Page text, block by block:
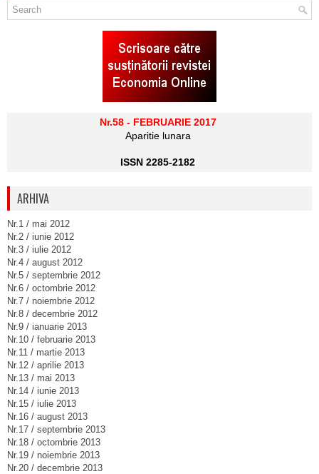
Nr.58 - FEBRUARIE 2017
Aparitie lunara
ISSN 2285-2182
ARHIVA
Nr.1 / mai 2012
Nr.2 / iunie 2012
Nr.3 / iulie 2012
Nr.4 / august 2012
Nr.5 / septembrie 2012
Nr.6 / octombrie 2012
Nr.7 / noiembrie 2012
Nr.8 / decembrie 2012
Nr.9 / ianuarie 2013
Nr.10 / februarie 2013
Nr.11 / martie 2013
Nr.12 / aprilie 2013
Nr.13 / mai 2013
Nr.14 / iunie 2013
Nr.15 / iulie 2013
Nr.16 / august 2013
Nr.17 / septembrie 2013
Nr.18 / octombrie 2013
Nr.19 / noiembrie 2013
Nr.20 / decembrie 2013